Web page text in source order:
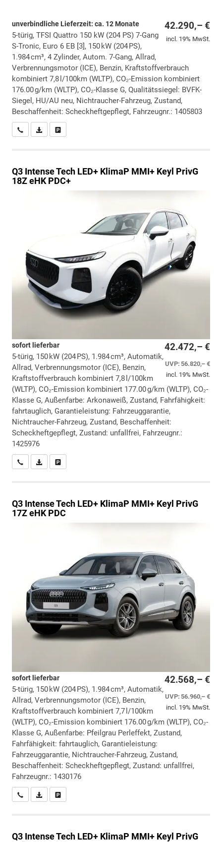
42.290,– €
incl. 19% MwSt.
unverbindliche Lieferzeit: ca. 12 Monate
5-türig, TFSI Quattro 150 kW (204 PS) 7-Gang
S-Tronic, Euro 6 EB [3], 150 kW (204 PS),
1.984 cm³, 4 Zylinder, Autom. 7-Gang, Allrad,
Verbrennungsmotor (ICE), Benzin, Kraftstoffverbrauch
kombiniert 7,8 l/100km (WLTP), CO₂-Emission kombiniert
176.00 g/km (WLTP), CO₂-Klasse G, Qualitätssiegel: BVFK-
Siegel, HU/AU neu, Nichtraucher-Fahrzeug, Zustand,
Beschaffenheit: Scheckheftgepflegt, Fahrzeugnr.: 1405803
Wir rufen Sie anPDF-Datei, Fahrzeugexposé drucken
Q3 Intense Tech LED+ KlimaP MMI+ Keyl PrivG
18Z eHK PDC+
42.472,– €
UVP:56.820,– €
incl. 19% MwSt.
sofort lieferbar
5-türig, 150 kW (204 PS), 1.984 cm³, Automatik,
Allrad, Verbrennungsmotor (ICE), Benzin,
Kraftstoffverbrauch kombiniert 7,8 l/100km
(WLTP), CO₂-Emission kombiniert 177.00 g/km (WLTP), CO₂-
Klasse G, Außenfarbe: Arkonaweiß, Zustand, Fahrfähigkeit:
fahrtauglich, Garantieleistung: Fahrzeuggarantie,
Nichtraucher-Fahrzeug, Zustand, Beschaffenheit:
Scheckheftgepflegt, Zustand: unfallfrei, Fahrzeugnr.:
1425976
Wir rufen Sie anPDF-Datei, Fahrzeugexposé drucken
Q3 Intense Tech LED+ KlimaP MMI+ Keyl PrivG
17Z eHK PDC
42.568,– €
UVP:56.960,– €
incl. 19% MwSt.
sofort lieferbar
5-türig, 150 kW (204 PS), 1.984 cm³, Automatik,
Allrad, Verbrennungsmotor (ICE), Benzin,
Kraftstoffverbrauch kombiniert 7,7 l/100km
(WLTP), CO₂-Emission kombiniert 176.00 g/km (WLTP), CO₂-
Klasse G, Außenfarbe: Pfeilgrau Perleffekt, Zustand,
Fahrfähigkeit: fahrtauglich, Garantieleistung:
Fahrzeuggarantie, Nichtraucher-Fahrzeug, Zustand,
Beschaffenheit: Scheckheftgepflegt, Zustand: unfallfrei,
Fahrzeugnr.: 1430176
Wir rufen Sie anPDF-Datei, Fahrzeugexposé drucken
Q3 Intense Tech LED+ KlimaP MMI+ Keyl PrivG